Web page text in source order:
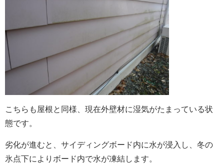
こちらも屋根と同様、現在外壁材に湿気がたまっている状
態です。
劣化が進むと、サイディングボード内に水が浸入し、冬の
氷点下によりボード内で水が凍結します。